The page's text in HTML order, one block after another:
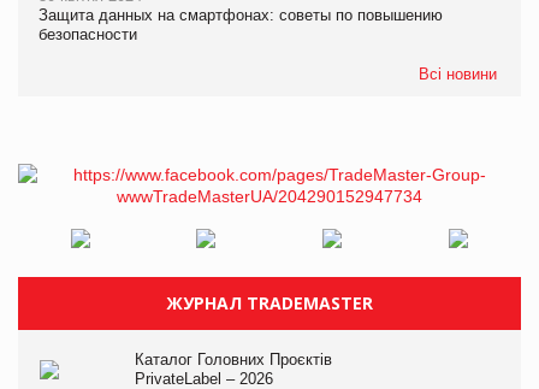
Защита данных на смартфонах: советы по повышению
безопасности
Всі новини
ЖУРНАЛ TRADEMASTER
Каталог Головних Проєктів
PrivateLabel – 2026